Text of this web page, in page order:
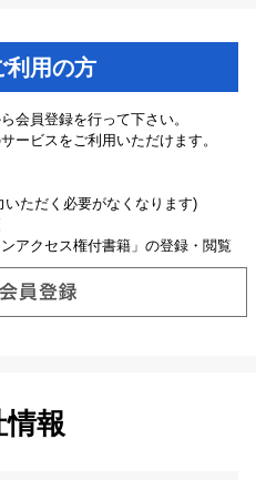
利用の方
会員登録を行って下さい。
ービスをご利用いただけます。
ただく必要がなくなります)
アクセス権付書籍」の登録・閲覧
情報